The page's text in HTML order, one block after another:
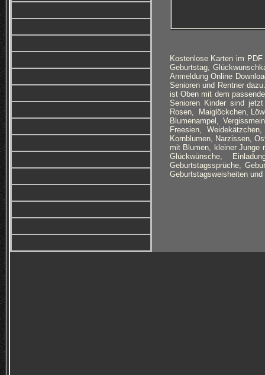
Kostenlose Karten im
Geburtstag,
Anmeldung Online
Senioren und Rentner
ist Oben mit dem
Senioren Kinder sind
Rosen, Maiglöckchen,
Blumenampel,
Freesien,
Kornblumen, Narzissen,
mit Blumen, kleiner Junge
Glückwünsche,
Geburtstagssprüche,
Geburtstagsweisheiten